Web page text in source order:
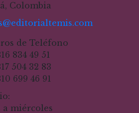
Colombia
de Teléfono
834 49 51
504 32 83
699 46 91
a miércoles